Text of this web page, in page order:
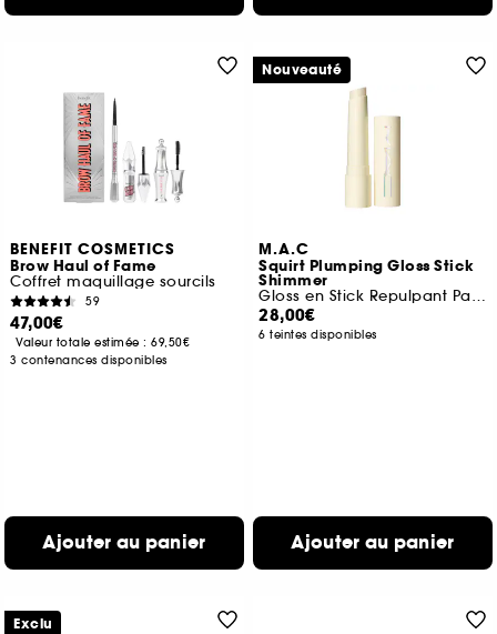
BENEFIT COSMETICS
Brow Haul of Fame
Coffret maquillage sourcils
59
47,00€
Valeur totale estimée :69,50€
3 contenances disponibles
Ajouter au panier
M.A.C
Squirt Plumping Gloss Stick
Shimmer
Gloss en Stick Repulpant Pailleté
28,00€
6 teintes disponibles
Ajouter au panier
Nouveauté
Exclu